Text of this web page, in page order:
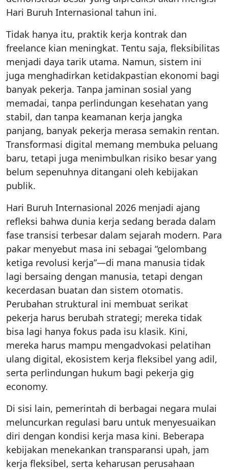
Hari Buruh Internasional tahun ini.
Tidak hanya itu, praktik kerja kontrak dan
freelance kian meningkat. Tentu saja, fleksibilitas
menjadi daya tarik utama. Namun, sistem ini
juga menghadirkan ketidakpastian ekonomi bagi
banyak pekerja. Tanpa jaminan sosial yang
memadai, tanpa perlindungan kesehatan yang
stabil, dan tanpa keamanan kerja jangka
panjang, banyak pekerja merasa semakin rentan.
Transformasi digital memang membuka peluang
baru, tetapi juga menimbulkan risiko besar yang
belum sepenuhnya ditangani oleh kebijakan
publik.
Hari Buruh Internasional 2026 menjadi ajang
refleksi bahwa dunia kerja sedang berada dalam
fase transisi terbesar dalam sejarah modern. Para
pakar menyebut masa ini sebagai “gelombang
ketiga revolusi kerja”—di mana manusia tidak
lagi bersaing dengan manusia, tetapi dengan
kecerdasan buatan dan sistem otomatis.
Perubahan struktural ini membuat serikat
pekerja harus berubah strategi; mereka tidak
bisa lagi hanya fokus pada isu klasik. Kini,
mereka harus mampu mengadvokasi pelatihan
ulang digital, ekosistem kerja fleksibel yang adil,
serta perlindungan hukum bagi pekerja gig
economy.
Di sisi lain, pemerintah di berbagai negara mulai
meluncurkan regulasi baru untuk menyesuaikan
diri dengan kondisi kerja masa kini. Beberapa
kebijakan menekankan transparansi upah, jam
kerja fleksibel, serta keharusan perusahaan